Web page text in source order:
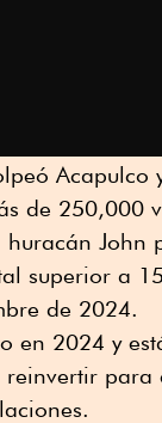
Acapulco
de 250,000
John
superior a
de 2024.
en 2024 y
para